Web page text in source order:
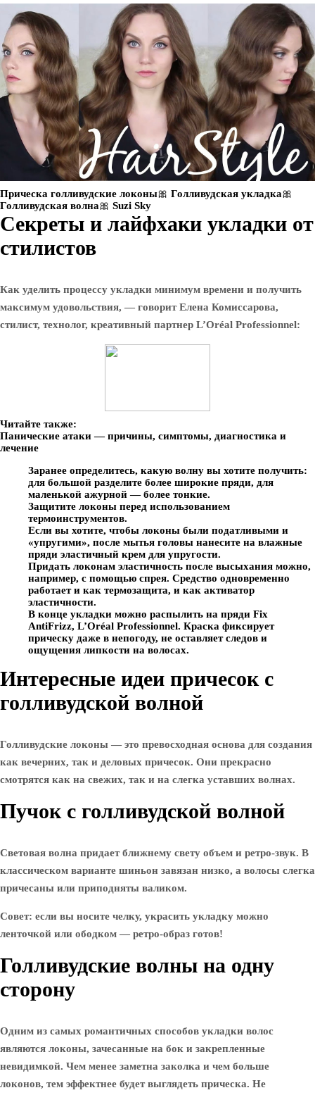
Прическа голливудские локоны🎀 Голливудская укладка🎀
Голливудская волна🎀 Suzi Sky
Секреты и лайфхаки укладки от
стилистов
Как уделить процессу укладки минимум времени и получить
максимум удовольствия, — говорит Елена Комиссарова,
стилист, технолог, креативный партнер L’Oréal Professionnel:
Читайте также:
Панические атаки — причины, симптомы, диагностика и
лечение
Заранее определитесь, какую волну вы хотите получить:
для большой разделите более широкие пряди, для
маленькой ажурной — более тонкие.
Защитите локоны перед использованием
термоинструментов.
Если вы хотите, чтобы локоны были податливыми и
«упругими», после мытья головы нанесите на влажные
пряди эластичный крем для упругости.
Придать локонам эластичность после высыхания можно,
например, с помощью спрея. Средство одновременно
работает и как термозащита, и как активатор
эластичности.
В конце укладки можно распылить на пряди Fix
AntiFrizz, L’Oréal Professionnel. Краска фиксирует
прическу даже в непогоду, не оставляет следов и
ощущения липкости на волосах.
Интересные идеи причесок с
голливудской волной
Голливудские локоны — это превосходная основа для создания
как вечерних, так и деловых причесок. Они прекрасно
смотрятся как на свежих, так и на слегка уставших волнах.
Пучок с голливудской волной
Световая волна придает ближнему свету объем и ретро-звук. В
классическом варианте шиньон завязан низко, а волосы слегка
причесаны или приподняты валиком.
Совет: если вы носите челку, украсить укладку можно
ленточкой или ободком — ретро-образ готов!
Голливудские волны на одну
сторону
Одним из самых романтичных способов укладки волос
являются локоны, зачесанные на бок и закрепленные
невидимкой. Чем менее заметна заколка и чем больше
локонов, тем эффектнее будет выглядеть прическа. Не